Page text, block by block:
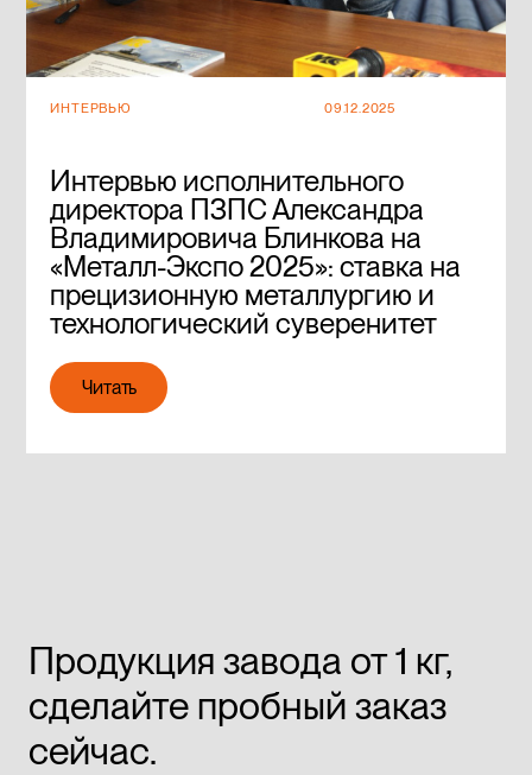
ИНТЕРВЬЮ 09.12.2025
Интервью исполнительного
директора ПЗПС Александра
Владимировича Блинкова на
«Металл-Экспо 2025»: ставка на
прецизионную металлургию и
технологический суверенитет
Читать
Читать
Продукция завода от 1 кг,
сделайте пробный заказ
сейчас.